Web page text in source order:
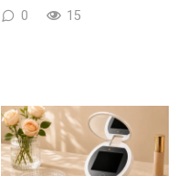
0 15